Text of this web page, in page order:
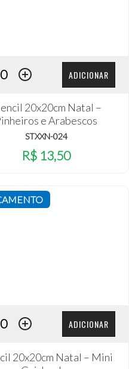
ADICIONAR
20x20cm Natal –
e Arabescos
STXXN-024
R$ 13,50
ADICIONAR
20x20cm Natal – Mini